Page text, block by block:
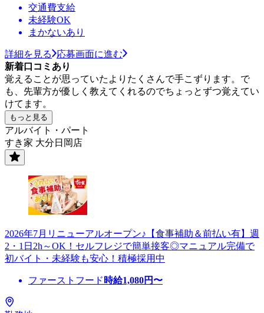
交通費支給
未経験OK
まかないあり
詳細を見る
応募画面に進む
新着口コミあり
覚えることが思っていたよりたくさんで手こずります。で
も、先輩方が優しく教えてくれるのでちょっとずつ覚えてい
けてます。
もっと見る
アルバイト・パート
すき家 大分日岡店
2026年7月リニューアルオープン♪【食事補助＆前払い有】週
2・1日2h～OK！セルフレジで簡単接客◎マニュアル完備で
初バイト・未経験も安心！積極採用中
ファーストフード 時給1,080円〜